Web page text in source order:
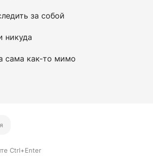
за собой
никуда
сама как-то мимо
Ctrl+Enter